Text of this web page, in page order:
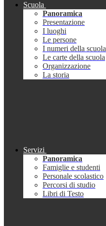
Scuola
Panoramica
Presentazione
I luoghi
Le persone
I numeri della scuola
Le carte della scuola
Organizzazione
La storia
Servizi
Panoramica
Famiglie e studenti
Personale scolastico
Percorsi di studio
Libri di Testo